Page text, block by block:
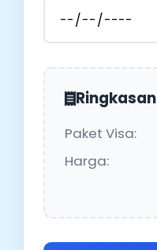
Paket Visa:
Harga: